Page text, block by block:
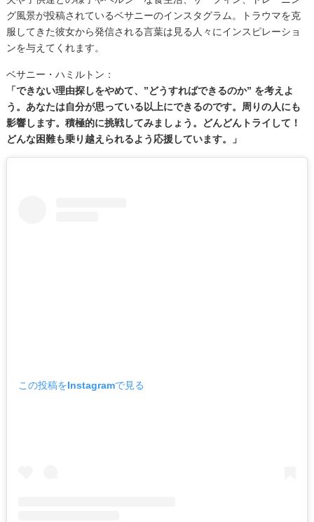
グ風景が投稿されているベサニーのインスタグラム。トラウマを克
服してきた彼女から発信される言葉は見る人々にインスピレーショ
ンを与えてくれます。
ベサニー・ハミルトン：
「できない理由探しをやめて、”どうすればできるのか” を考えよ
う。あなたは自分が思っている以上にできるのです。周りの人にも
影響します。積極的に挑戦してみましょう。どんどんトライして！
どんな困難も乗り越えられるよう応援しています。」
この投稿をInstagramで見る